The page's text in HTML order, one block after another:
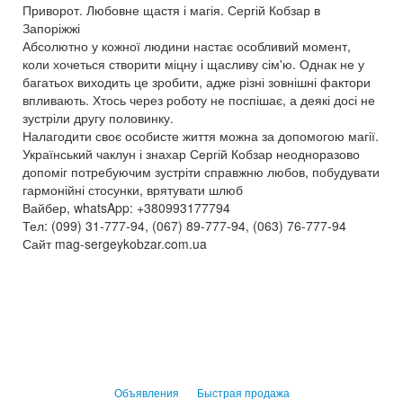
Приворот. Любовне щастя і магія. Сергій Кобзар в
Запоріжжі
Абсолютно у кожної людини настає особливий момент,
коли хочеться створити міцну і щасливу сім'ю. Однак не у
багатьох виходить це зробити, адже різні зовнішні фактори
впливають. Хтось через роботу не поспішає, а деякі досі не
зустріли другу половинку.
Налагодити своє особисте життя можна за допомогою магії.
Український чаклун і знахар Сергій Кобзар неодноразово
допоміг потребуючим зустріти справжню любов, побудувати
гармонійні стосунки, врятувати шлюб
Вайбер, whatsApp: +380993177794
Тел: (099) 31-777-94, (067) 89-777-94, (063) 76-777-94
Сайт mag-sergeykobzar.com.ua
Объявления Быстрая продажа